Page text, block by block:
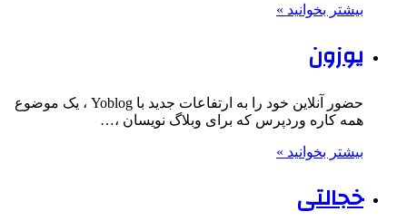
بیشتر بخوانید »
یوزون
حضور آنلاین خود را به ارتفاعات جدید با Yoblog ، یک موضوع
همه کاره وردپرس که برای وبلاگ نویسان ،…
بیشتر بخوانید »
خجالتی